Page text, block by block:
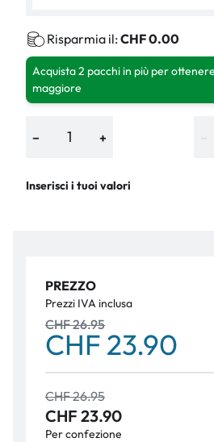
Risparmia il: CHF 0.00
Acquista 2 pacchi in più per
maggiore
− +
Inserisci i tuoi valori
PREZZO
Prezzi IVA inclusa
CHF 26.95
CHF 23.90
CHF 26.95
CHF 23.90
Per confezione